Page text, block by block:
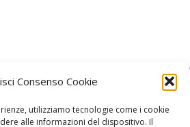
Consenso Cookie
utilizziamo tecnologie come i cookie
alle informazioni del dispositivo. Il